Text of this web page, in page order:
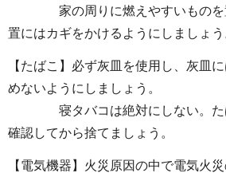
家の周りに燃えやすいものを置
置にはカギをかけるようにしましょう
【たばこ】必ず灰皿を使用し、灰皿
めないようにしましょう。
寝タバコは絶対にしない。たば
確認してから捨てましょう。
【電気機器】火災原因の中で電気火